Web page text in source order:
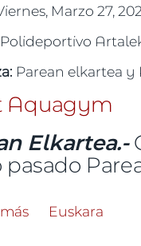
Marzo 27,
Polideportivo
Parean elkartea y
Elkartea.-
pasado
sobre Nueva
Euskara